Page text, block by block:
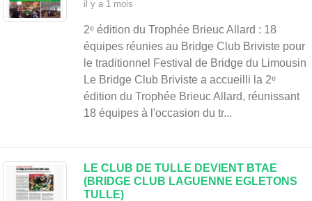
il y a 1 mois
2ᵉ édition du Trophée Brieuc Allard : 18
équipes réunies au Bridge Club Briviste pour
le traditionnel Festival de Bridge du Limousin
Le Bridge Club Briviste a accueilli la 2ᵉ
édition du Trophée Brieuc Allard, réunissant
18 équipes à l'occasion du tr...
LE CLUB DE TULLE DEVIENT BTAE
(BRIDGE CLUB LAGUENNE EGLETONS
TULLE)